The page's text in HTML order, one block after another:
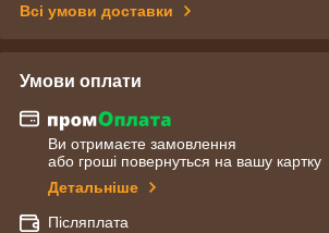
Всі умови доставки
Умови оплати
Ви отримаєте замовлення
або гроші повернуться на вашу картку
Детальніше
Післяплата